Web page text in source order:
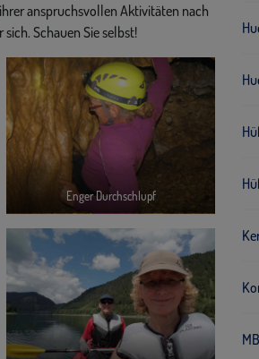
anspruchsvollen Aktivitäten nach
Schauen Sie selbst!
Enger Durchschlupf